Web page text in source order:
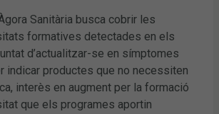
Sanitària busca cobrir les
formatives detectades en els
d’actualitzar-se en símptomes
indicar productes que no necessiten
interès en augment per la formació
que els programes aportin